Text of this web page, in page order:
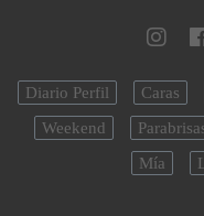
Diario Perfil Caras
Weekend
Mía